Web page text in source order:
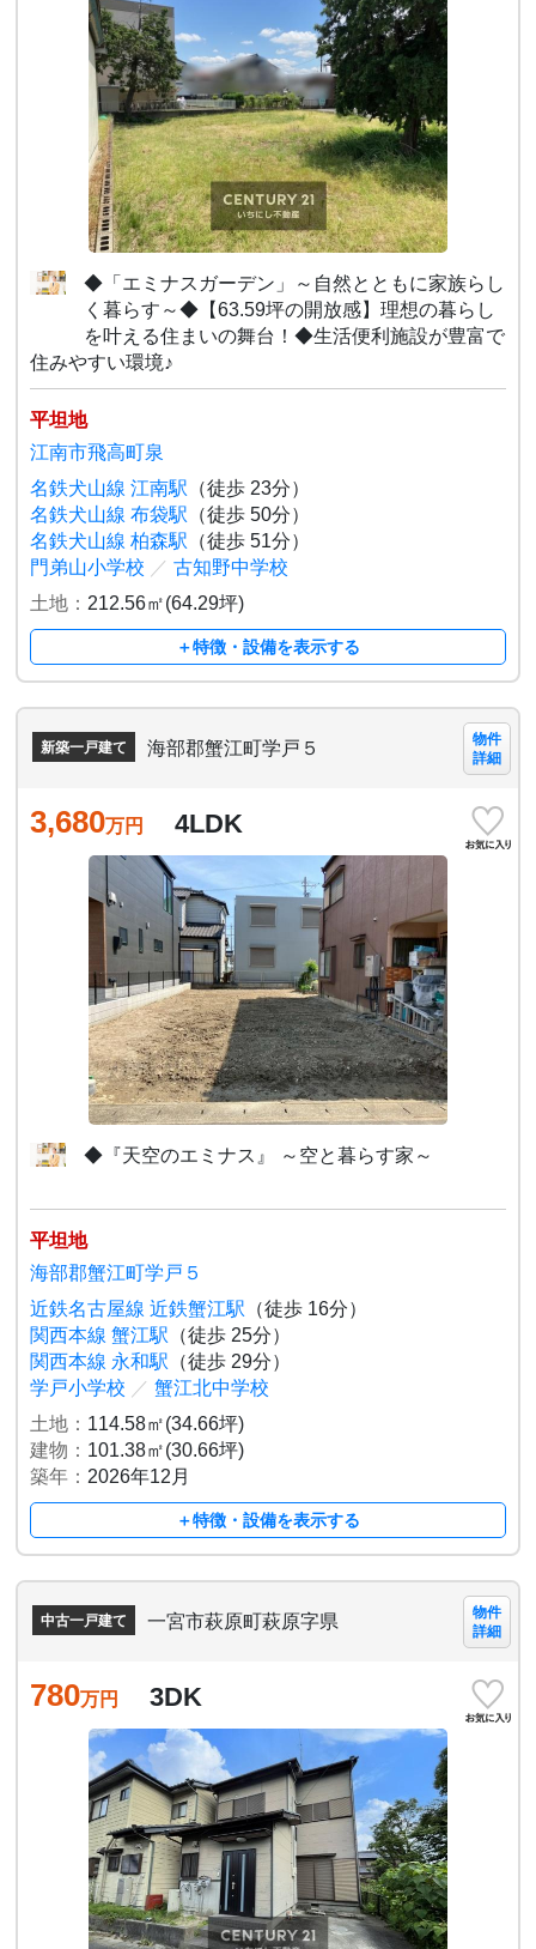
◆「エミナスガーデン」～自然とともに家族らし
く暮らす～◆【63.59坪の開放感】理想の暮らし
を叶える住まいの舞台！◆生活便利施設が豊富で
住みやすい環境♪
平坦地
江南市飛高町泉
名鉄犬山線 江南駅 （徒歩 23分）
名鉄犬山線 布袋駅 （徒歩 50分）
名鉄犬山線 柏森駅 （徒歩 51分）
門弟山小学校 ／ 古知野中学校
土地： 212.56㎡(64.29坪)
＋特徴・設備を表示する
新築一戸建て 海部郡蟹江町学戸５
物件
詳細
3,680万円 4LDK
◆『天空のエミナス』 ～空と暮らす家～
平坦地
海部郡蟹江町学戸５
近鉄名古屋線 近鉄蟹江駅 （徒歩 16分）
関西本線 蟹江駅 （徒歩 25分）
関西本線 永和駅 （徒歩 29分）
学戸小学校 ／ 蟹江北中学校
土地： 114.58㎡(34.66坪)
建物： 101.38㎡(30.66坪)
築年： 2026年12月
＋特徴・設備を表示する
中古一戸建て 一宮市萩原町萩原字県
物件
詳細
780万円 3DK